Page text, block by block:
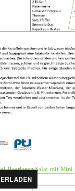
Baerlauch-Salat-mit-Mini-